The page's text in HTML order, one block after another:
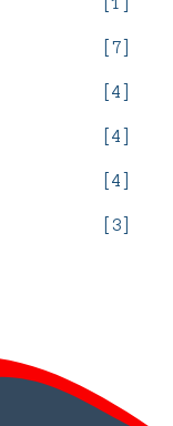
1
7
4
4
4
3